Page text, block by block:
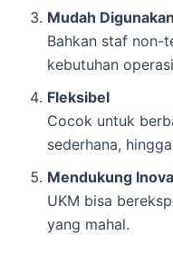
Mudah Digunakan
Bahkan staf non-
kebutuhan
Fleksibel
Cocok untuk
sederhana,
Mendukung
UKM bisa
yang mahal.